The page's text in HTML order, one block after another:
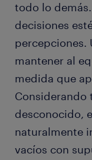
todo lo
decisiones
percepciones.
mantener al
medida que
Considerando
desconocido,
naturalmente
vacíos con